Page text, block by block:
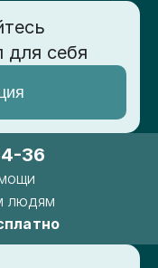
для себя
36
людям